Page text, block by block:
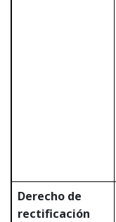
Derecho de
rectificación